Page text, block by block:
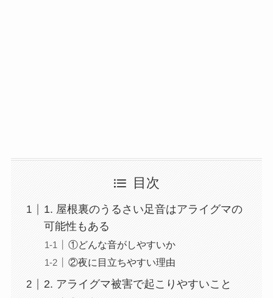
目次
1. 屋根裏のうるさい足音はアライグマの
可能性もある
①どんな音がしやすいか
②夜に目立ちやすい理由
2. アライグマ被害で起こりやすいこと